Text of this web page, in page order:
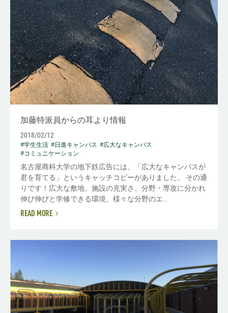
加藤特派員からの耳より情報
2018/02/12
#学生生活 #日進キャンパス #広大なキャンパス
#コミュニケーション
名古屋商科大学の地下鉄広告には、「広大なキャンパスが
君を育てる」というキャッチコピーがありました。 その通
りです！広大な敷地、施設の充実さ、分野・専攻に分かれ
伸び伸びと学修できる環境、様々な分野のエ...
READ MORE